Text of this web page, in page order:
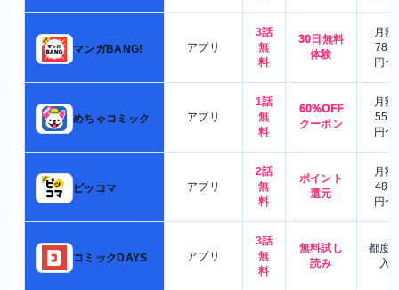
マンガBANG! アプリ
3話
無
料
30日無料
体験
月額
780
円〜
めちゃコミック アプリ
1話
無
料
60%OFF
クーポン
月額
550
円〜
ピッコマ アプリ
2話
無
料
ポイント
還元
月額
480
円〜
コミックDAYS アプリ
3話
無
料
無料試し
読み
都度
入